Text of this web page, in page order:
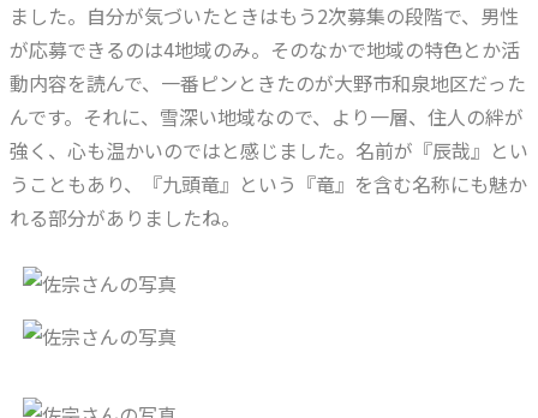
ました。自分が気づいたときはもう2次募集の段階で、男性
が応募できるのは4地域のみ。そのなかで地域の特色とか活
動内容を読んで、一番ピンときたのが大野市和泉地区だった
んです。それに、雪深い地域なので、より一層、住人の絆が
強く、心も温かいのではと感じました。名前が『辰哉』とい
うこともあり、『九頭竜』という『竜』を含む名称にも魅か
れる部分がありましたね。